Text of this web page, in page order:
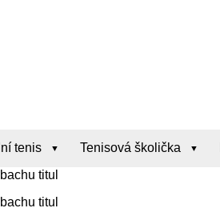
tenis Tenisová školička
titul
titul